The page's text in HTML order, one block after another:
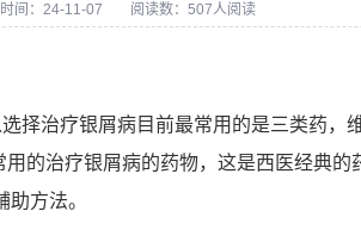
时间：24-11-07 阅读数：507人阅读
择治疗银屑病目前最常用的是三类药，
的治疗银屑病的药物，这是西医经典的
方法。